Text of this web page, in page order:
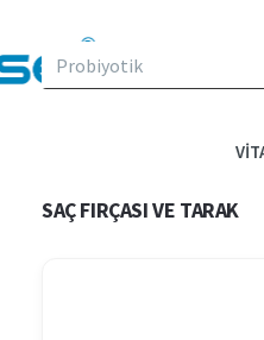
Evin
SAÇ FIRÇASI VE TARAK